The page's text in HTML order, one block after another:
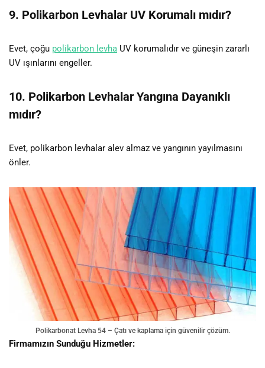
9. Polikarbon Levhalar UV Korumalı mıdır?
Evet, çoğu polikarbon levha UV korumalıdır ve güneşin zararlı
UV ışınlarını engeller.
10. Polikarbon Levhalar Yangına Dayanıklı
mıdır?
Evet, polikarbon levhalar alev almaz ve yangının yayılmasını
önler.
Polikarbonat Levha 54 – Çatı ve kaplama için güvenilir çözüm.
Firmamızın Sunduğu Hizmetler: